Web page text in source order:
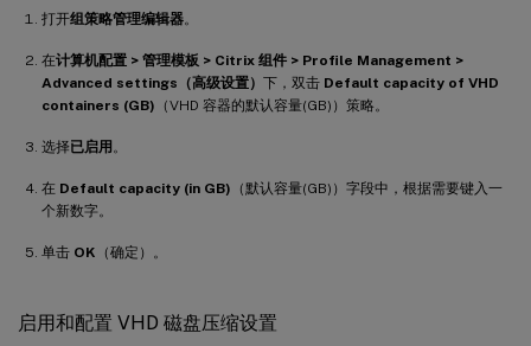
打开组策略管理编辑器。
在计算机配置 > 管理模板 > Citrix 组件 > Profile Management >
Advanced settings（高级设置） 下，双击 Default capacity of VHD
containers (GB) （VHD 容器的默认容量(GB)）策略。
选择已启用 。
在 Default capacity (in GB) （默认容量(GB)）字段中，根据需要键入一
个新数字。
单击 OK （确定）。
启用和配置 VHD 磁盘压缩设置